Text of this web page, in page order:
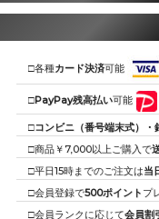
□各種カード決済可能
□PayPay残高払い可能
□コンビニ（番号端末式）
□商品￥7,000以上ご購入で
□平日15時までのご注文は当
□会員登録で500ポイント プ
□会員ランクに応じて会員割